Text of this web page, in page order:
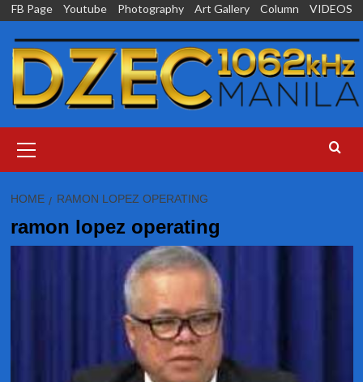
Skip
content
FB Page Youtube Photography Art Gallery Column VIDEOS
Menu
HOME RAMON LOPEZ OPERATING
ramon lopez operating